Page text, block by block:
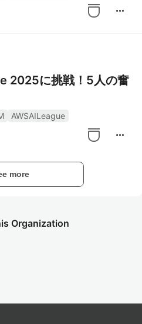
Organization
more_horiz
2025に挑戦！5人の奮
AWSAILeague
more_horiz
more